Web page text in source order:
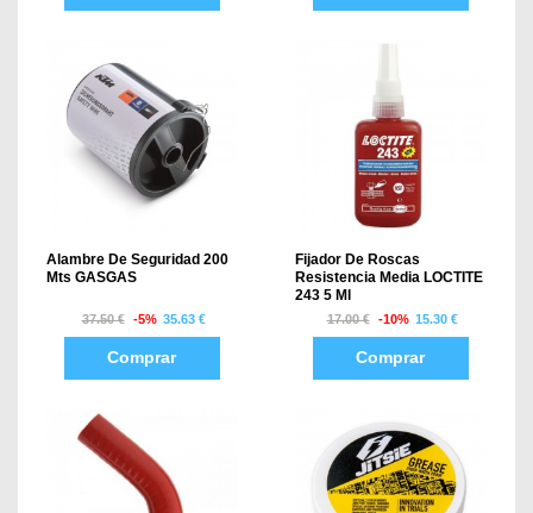
Alambre De Seguridad 200
Mts GASGAS
37.50 € -5% 35.63 €
Comprar
Fijador De Roscas
Resistencia Media LOCTITE
243 5 Ml
17.00 € -10% 15.30 €
Comprar